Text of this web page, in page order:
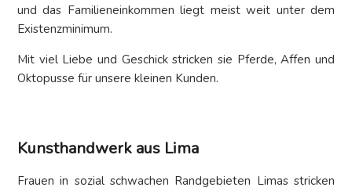
und das Familieneinkommen liegt meist weit unter dem
Existenzminimum.
Mit viel Liebe und Geschick stricken sie Pferde, Affen und
Oktopusse für unsere kleinen Kunden.
Kunsthandwerk aus Lima
Frauen in sozial schwachen Randgebieten Limas stricken